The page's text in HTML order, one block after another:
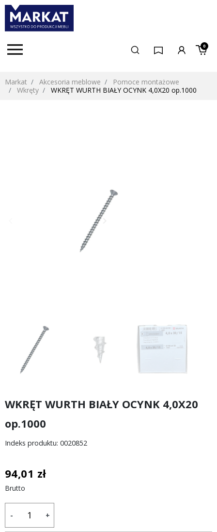
0
Markat Akcesoria meblowe
Pomoce montażowe
Wkręty
WKRĘT WURTH BIAŁY OCYNK 4,0X20 op.1000
Następny
keyboard_arrow_right
WKRĘT WURTH BIAŁY OCYNK 4,0X20
op.1000
Indeks produktu: 0020852
94,01 zł
Brutto
- +